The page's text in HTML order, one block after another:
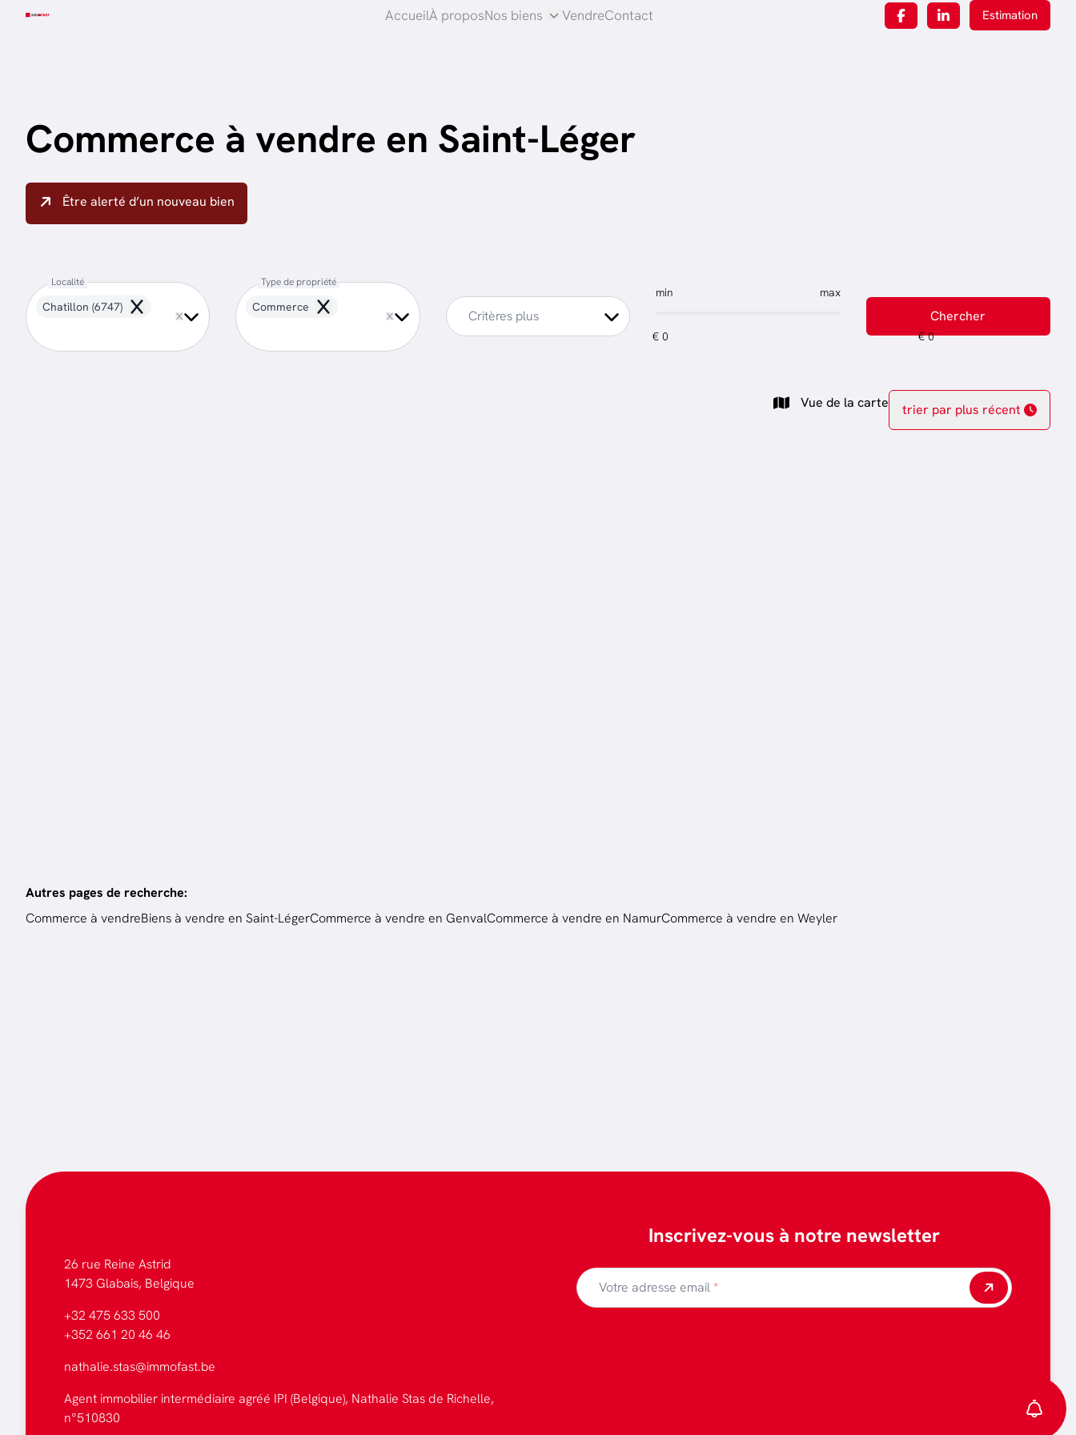
AccueilÀ proposNos biens VendreContact Estimation
Commerce à vendre en Saint-Léger
Être alerté d’un nouveau bien
Localité
Chatillon (6747) Remove
Type de propriété
Commerce Remove Critères plus
min max
Chercher
Vue de la carte trier par plus récent
Autres pages de recherche:
Commerce à vendreBiens à vendre en Saint-LégerCommerce à vendre en GenvalCommerce à vendre en NamurCommerce à vendre en Weyler
26 rue Reine Astrid
1473 Glabais, Belgique
+32 475 633 500
+352 661 20 46 46
nathalie.stas@immofast.be
Agent immobilier intermédiaire agréé IPI (Belgique), Nathalie Stas de Richelle,
n°510830
Inscrivez-vous à notre newsletter
Votre adresse email*